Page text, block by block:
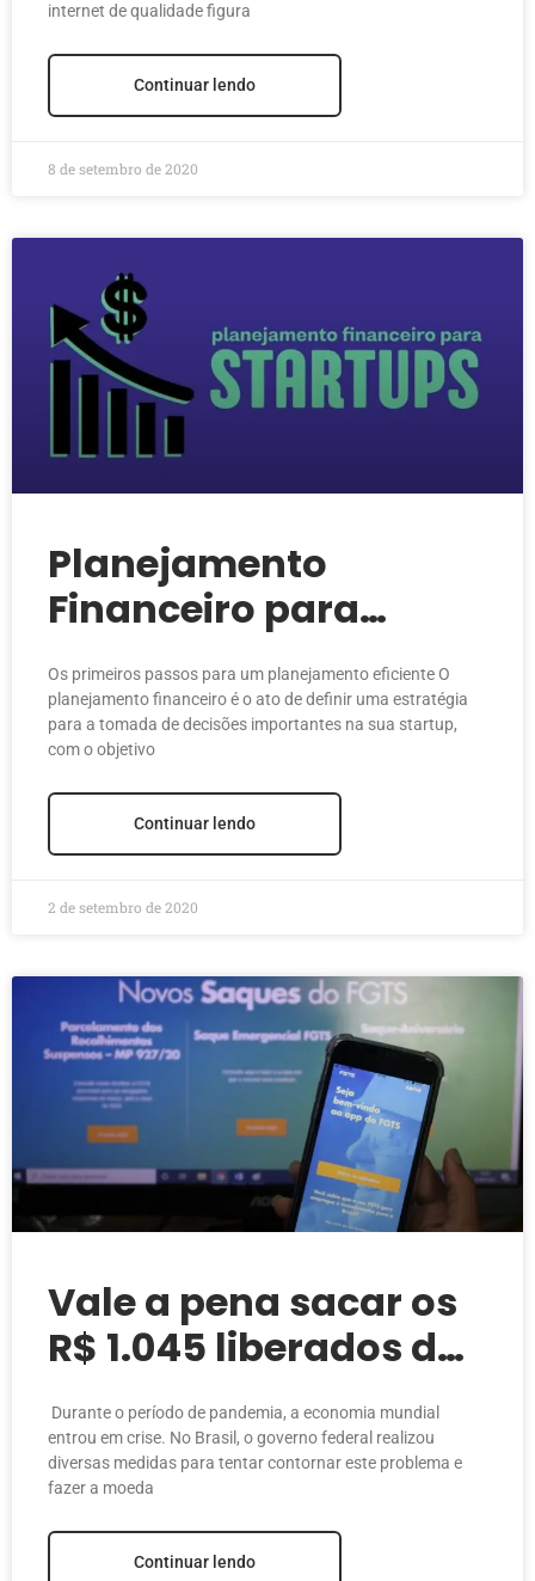
internet de qualidade figura
Continuar lendo
8 de setembro de 2020
Planejamento
Financeiro para
Startups
Os primeiros passos para um planejamento eficiente O
planejamento financeiro é o ato de definir uma estratégia
para a tomada de decisões importantes na sua startup,
com o objetivo
Continuar lendo
2 de setembro de 2020
Vale a pena sacar os
R$ 1.045 liberados do
FGTS?
Durante o período de pandemia, a economia mundial
entrou em crise. No Brasil, o governo federal realizou
diversas medidas para tentar contornar este problema e
fazer a moeda
Continuar lendo